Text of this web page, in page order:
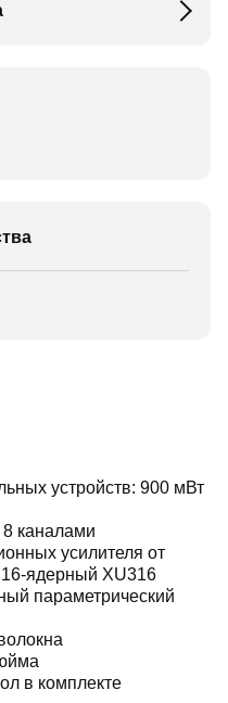
устройств: 900 мВт
каналами
усилителя от
ядерный XU316
параметрический
в комплекте